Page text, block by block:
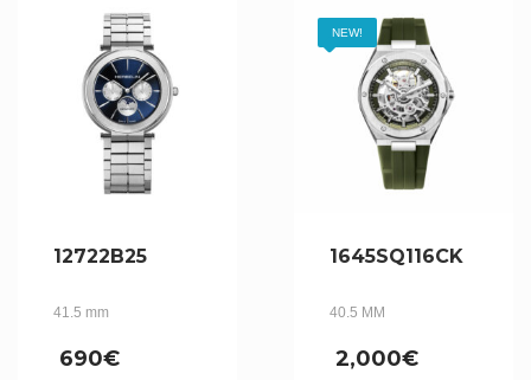
12722B25
41.5 mm
690€
NEW!
1645SQ116CK
40.5 MM
2,000€